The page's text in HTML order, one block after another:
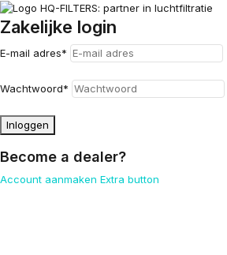
Zakelijke login
E-mail adres*
Wachtwoord*
Inloggen
Become a dealer?
Account aanmaken Extra button